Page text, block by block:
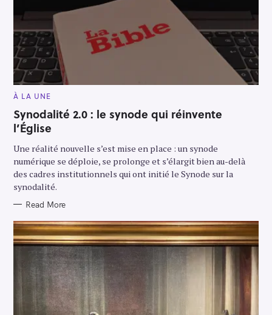
M
I
N
C
A
E
G
O
R
À LA UNE
Synodalité 2.0 : le synode qui réinvente
l’Église
Une réalité nouvelle s’est mise en place : un synode
numérique se déploie, se prolonge et s’élargit bien au-delà
des cadres institutionnels qui ont initié le Synode sur la
synodalité.
Read More